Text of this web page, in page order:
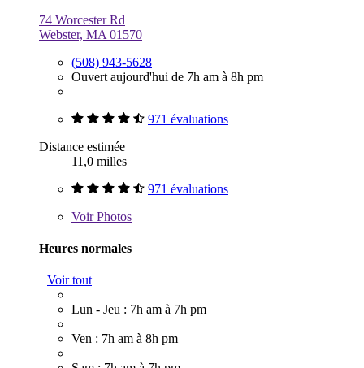
74 Worcester Rd
Webster, MA 01570
(508) 943-5628
Ouvert aujourd'hui de 7h am à 8h pm
971 évaluations
Distance estimée
11,0 milles
971 évaluations
VoirPhotos
Heures normales
Voir tout
Lun - Jeu : 7h am à 7h pm
Ven : 7h am à 8h pm